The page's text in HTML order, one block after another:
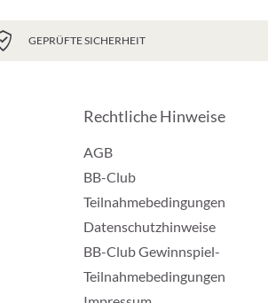
GEPRÜFTE SICHERHEIT
Rechtliche Hinweise
AGB
BB-Club
Teilnahmebedingungen
Datenschutzhinweise
BB-Club Gewinnspiel-
Teilnahmebedingungen